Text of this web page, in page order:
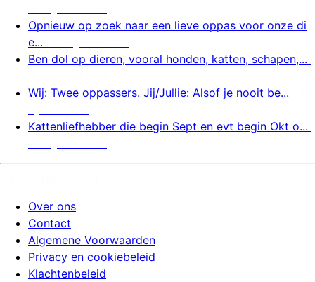
Opnieuw op zoek naar een lieve oppas voor onze di
e...
Ben dol op dieren, vooral honden, katten, schapen,...
Wij: Twee oppassers. Jij/Jullie: Alsof je nooit be...
Kattenliefhebber die begin Sept en evt begin Okt o...
Over ons
Contact
Algemene Voorwaarden
Privacy en cookiebeleid
Klachtenbeleid